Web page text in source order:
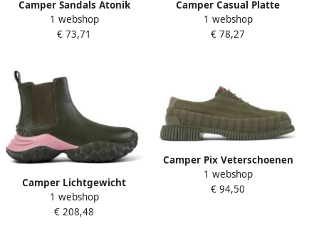
Camper Sandals Atonik
K201355 Groen Dames
1 webshop
€ 73,71
Camper Casual Platte
Sandalen voor Vrouwen
Green Dames
1 webshop
€ 78,27
Camper Lichtgewicht
Enkellaarzen Pelotas Mars
Groen Dames
1 webshop
€ 208,48
Camper Pix Veterschoenen
Green Dames
1 webshop
€ 94,50